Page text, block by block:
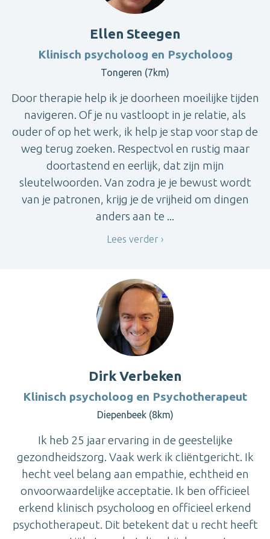
Ellen Steegen
Klinisch psycholoog en Psycholoog
Tongeren (7km)
Door therapie help ik je doorheen moeilijke tijden
navigeren. Of je nu vastloopt in je relatie, als
ouder of op het werk, ik help je stap voor stap de
weg terug zoeken. Respectvol en rustig maar
doortastend en eerlijk, dat zijn mijn
sleutelwoorden. Van zodra je je bewust wordt
van je patronen, krijg je de vrijheid om dingen
anders aan te ...
Lees verder
Dirk Verbeken
Klinisch psycholoog en Psychotherapeut
Diepenbeek (8km)
Ik heb 25 jaar ervaring in de geestelijke
gezondheidszorg. Vaak werk ik cliëntgericht. Ik
hecht veel belang aan empathie, echtheid en
onvoorwaardelijke acceptatie. Ik ben officieel
erkend klinisch psycholoog en officieel erkend
psychotherapeut. Dit betekent dat u recht heeft